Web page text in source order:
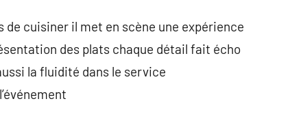
cuisiner il met en scène une expérience
des plats chaque détail fait écho
la fluidité dans le service